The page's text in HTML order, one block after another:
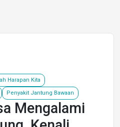
Harapan Kita
Penyakit Jantung Bawaan
Mengalami